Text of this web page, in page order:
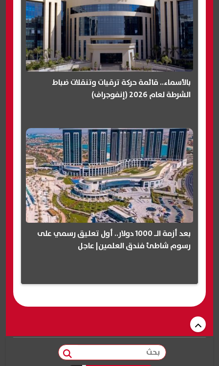
بالأسماء.. قائمة حركة ترقيات وتنقلات ضباط
الشرطة لعام 2026 (إنفوجراف)
بعد أزمة الـ 1000 دولار.. أول تعليق رسمي على
رسوم شاطئ فندق العلمين| عاجل
بحث